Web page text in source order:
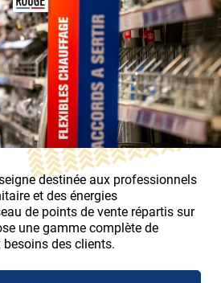
destinée aux professionnels
et des énergies
de points de vente répartis sur
une gamme complète de
des clients.